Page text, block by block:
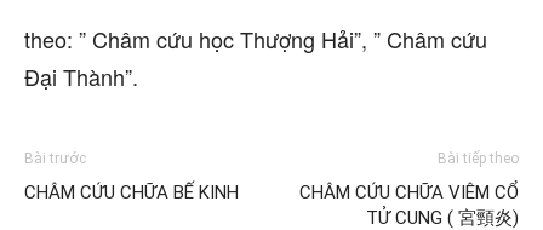
theo: ” Châm cứu học Thượng Hải”, ” Châm cứu
Đại Thành”.
Bài trước
CHÂM CỨU CHỮA BẾ KINH
Bài tiếp theo
CHÂM CỨU CHỮA VIÊM CỔ
TỬ CUNG ( 宮頸炎)